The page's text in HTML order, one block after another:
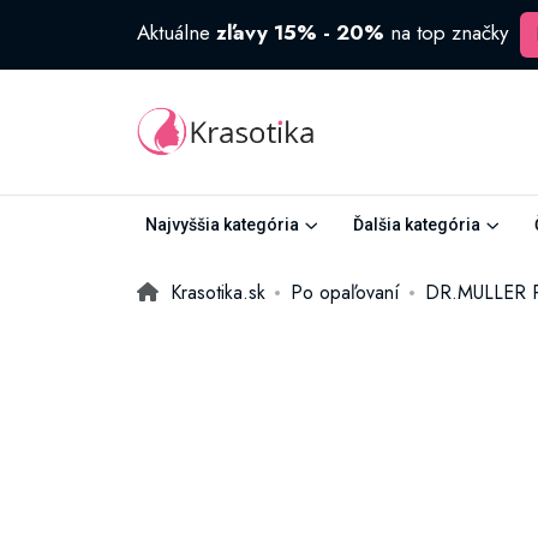
Aktuálne zľavy 15% - 20% na top značky
Najvyššia kategória Ďalšia kategória
Krasotika.sk Po opaľovaní